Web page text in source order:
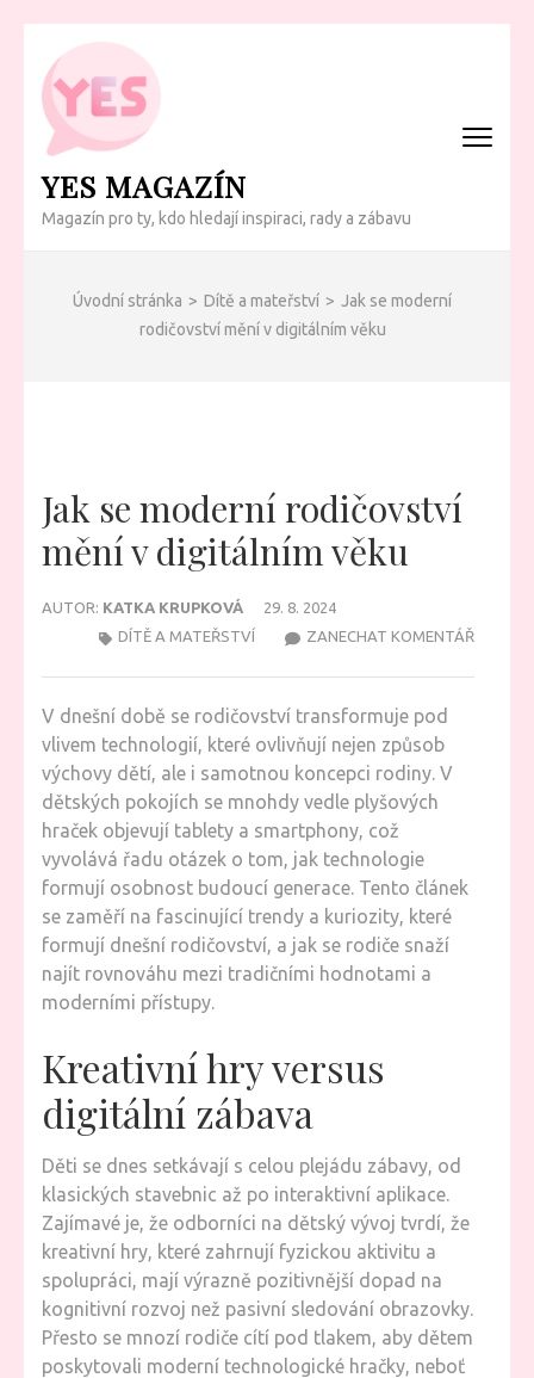
Přeskočit
obsah
(Enter)
YES MAGAZÍN
Magazín pro ty, kdo hledají inspiraci, rady a zábavu
Úvodní stránka > Dítě a mateřství > Jak se moderní
rodičovství mění v digitálním věku
Jak se moderní rodičovství
mění v digitálním věku
AUTOR: KATKA KRUPKOVÁ
29. 8. 2024
ZANECHAT KOMENTÁŘNA
DÍTĚ A MATEŘSTVÍ
V dnešní době se rodičovství transformuje pod
vlivem technologií, které ovlivňují nejen způsob
výchovy dětí, ale i samotnou koncepci rodiny. V
dětských pokojích se mnohdy vedle plyšových
hraček objevují tablety a smartphony, což
vyvolává řadu otázek o tom, jak technologie
formují osobnost budoucí generace. Tento článek
se zaměří na fascinující trendy a kuriozity, které
formují dnešní rodičovství, a jak se rodiče snaží
najít rovnováhu mezi tradičními hodnotami a
moderními přístupy.
Kreativní hry versus
digitální zábava
Děti se dnes setkávají s celou plejádu zábavy, od
klasických stavebnic až po interaktivní aplikace.
Zajímavé je, že odborníci na dětský vývoj tvrdí, že
kreativní hry, které zahrnují fyzickou aktivitu a
spolupráci, mají výrazně pozitivnější dopad na
kognitivní rozvoj než pasivní sledování obrazovky.
Přesto se mnozí rodiče cítí pod tlakem, aby dětem
poskytovali moderní technologické hračky, neboť